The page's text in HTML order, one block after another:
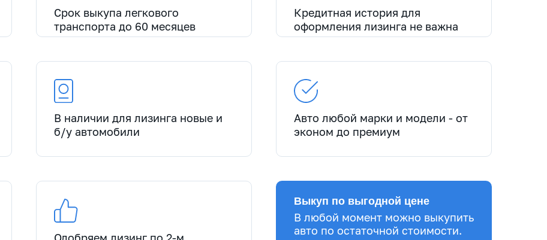
Срок выкупа легкового
транспорта до 60 месяцев
Кредитная история для
оформления лизинга не важна
В наличии для лизинга новые и
б/у автомобили
Авто любой марки и модели - от
эконом до премиум
В любой момент можно выкупить
авто по остаточной стоимости.
Выкуп по выгодной цене